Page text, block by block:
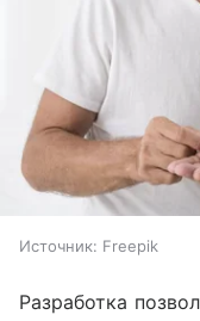
Источник: Freepik
Разработка